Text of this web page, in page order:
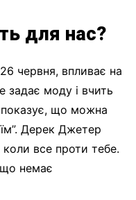
для нас?
червня, впливає на
задає моду і вчить
показує, що можна
Дерек Джетер
коли все проти тебе.
що немає